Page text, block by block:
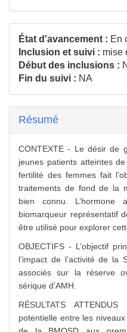
État d'avancement : En
Inclusion et suivi : mise
Début des inclusions :
Fin du suivi : NA
Résumé
CONTEXTE - Le désir de
jeunes patients atteintes
fertilité des femmes fait
traitements de fond de la
bien connu. L’hormone
biomarqueur représentatif
être utilisé pour explorer
OBJECTIFS - L’objectif
l’impact de l’activité de la
associés sur la réserve
sérique d’AMH.
RÉSULTATS
potentielle entre les niveaux